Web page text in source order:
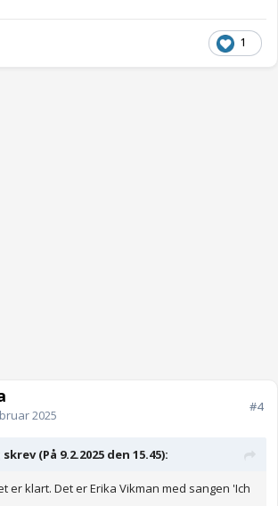
1
2025
#4
(På 9.2.2025 den 15.45):
er klart. Det er Erika Vikman med sangen 'Ich